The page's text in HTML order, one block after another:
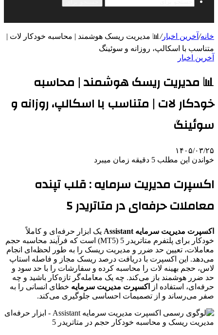
خانه/ آخرین اخبار/ 📊 مدیریت ریسک هوشمند | محاسبه خودکار لات |
متناسب با اسکالپ، روزانه و سوئینگ
آخرین اخبار
📊 مدیریت ریسک هوشمند | محاسبه
خودکار لات | متناسب با اسکالپ، روزانه و
سوئینگ
۱۴۰۵/۰۳/۲۵
خواندن این مطلب 5 دقیقه زمان میبرد
اکسپرت مدیریت سرمایه : قلب تپنده
معاملات حرفه‌ای در متاتریدر 5
اکسپرت مدیریت سرمایه Assistant
یک ابزار حرفه‌ای و کاملاً
خودکار برای پلتفرم متاتریدر 5 (MT5) است که فرآیند محاسبه حجم
معاملات، تعیین حد ضرر و مدیریت ریسک را به طور لحظه‌ای انجام
می‌دهد. این اکسپرت با دریافت درصد ریسک مجاز و فاصله استاپ
لاس، حجم بهینه لات را محاسبه کرده و سفارشات را با حد سود و
حد ضرر هوشمند باز می‌کند. چه یک معامله‌گر تازه‌کار باشید و چه
حرفه‌ای، استفاده از
اکسپرت مدیریت سرمایه خطای انسانی را به
صفر می‌رساند و از تصمیمات احساسی جلوگیری می‌کند.